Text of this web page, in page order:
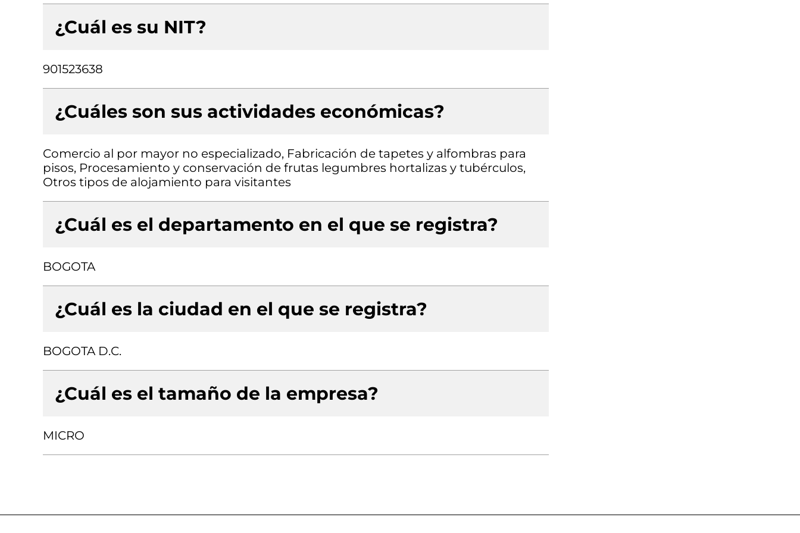
¿Cuál es su NIT?
901523638
¿Cuáles son sus actividades económicas?
Comercio al por mayor no especializado, Fabricación de tapetes y alfombras para
pisos, Procesamiento y conservación de frutas legumbres hortalizas y tubérculos,
Otros tipos de alojamiento para visitantes
¿Cuál es el departamento en el que se registra?
BOGOTA
¿Cuál es la ciudad en el que se registra?
BOGOTA D.C.
¿Cuál es el tamaño de la empresa?
MICRO